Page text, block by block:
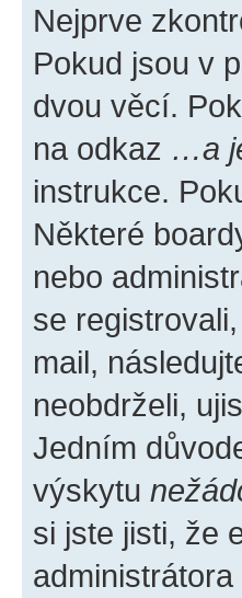
Nejprve
Pokud jsou v
dvou věcí.
na odkaz …a
instrukce.
Některé
nebo
se
mail,
neobdrželi,
Jedním
výskytu
si jste jisti, že
administrátora